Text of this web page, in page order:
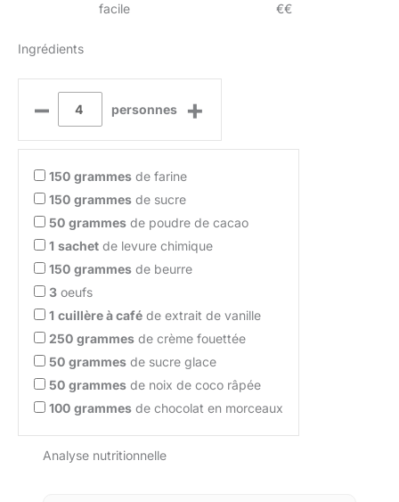
facile €€
Ingrédients
– personnes +
150 grammes de farine
150 grammes de sucre
50 grammes de poudre de cacao
1 sachet de levure chimique
150 grammes de beurre
3 oeufs
1 cuillère à café de extrait de vanille
250 grammes de crème fouettée
50 grammes de sucre glace
50 grammes de noix de coco râpée
100 grammes de chocolat en morceaux
Analyse nutritionnelle